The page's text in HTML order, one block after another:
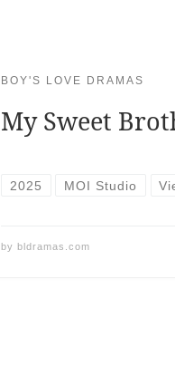
BOY'S LOVE DRAMAS
My Sweet
2025 MOI Studio
by bldramas.com